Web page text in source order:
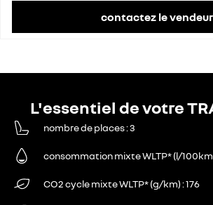
contactez le vendeur
L'essentiel de votre
nombre de places 3
consommation mixte WLTP* (l/
CO2 cycle mixte WLTP* (g/km) 176